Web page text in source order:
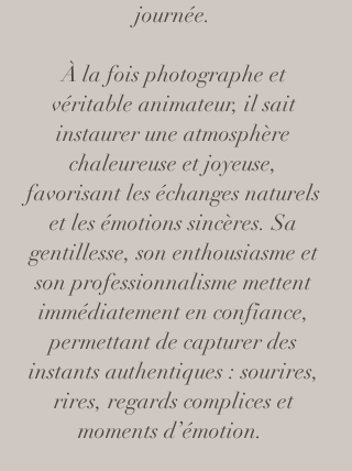
journée.
À la fois photographe et
véritable animateur, il sait
instaurer une atmosphère
chaleureuse et joyeuse,
favorisant les échanges naturels
et les émotions sincères. Sa
gentillesse, son enthousiasme et
son professionnalisme mettent
immédiatement en confiance,
permettant de capturer des
instants authentiques : sourires,
rires, regards complices et
moments d’émotion.